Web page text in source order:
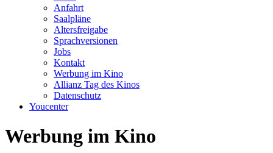
Anfahrt
Saalpläne
Altersfreigabe
Sprachversionen
Jobs
Kontakt
Werbung im Kino
Allianz Tag des Kinos
Datenschutz
Youcenter
Werbung im Kino